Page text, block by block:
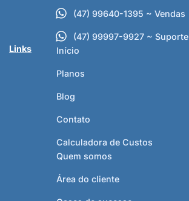
(47) 99640-1395 ~ Vendas
(47) 99997-9927 ~ Suporte
Links
Início
Planos
Blog
Contato
Calculadora de Custos
Quem somos
Área do cliente